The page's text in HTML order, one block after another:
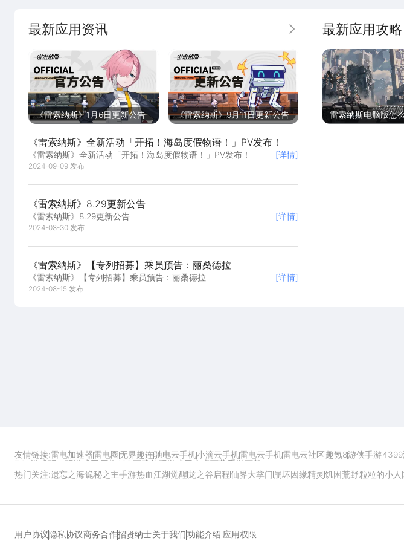
最新应用资讯 更多
《雷索纳斯》1月6日更新公告 《雷索纳斯》9月11日更新公告
《雷索纳斯》全新活动「开拓！海岛度假物语！」PV发布！
《雷索纳斯》全新活动「开拓！海岛度假物语！」PV发布！ [详情]
2024-09-09 发布
《雷索纳斯》8.29更新公告
《雷索纳斯》8.29更新公告 [详情]
2024-08-30 发布
《雷索纳斯》【专列招募】乘员预告：丽桑德拉
《雷索纳斯》【专列招募】乘员预告：丽桑德拉 [详情]
2024-08-15 发布
最新应用攻略
雷索纳斯电脑版怎
友情链接:雷电加速器雷电圈无界趣连驰电云手机小滴云手机雷电云手机雷电云社区趣氪8游侠手游4399
ZOL游戏 玩一玩游戏网 历趣APP下载 特玩游戏网 安卓下载 手游下载
热门关注:遗忘之海诡秘之主手游热血江湖觉醒龙之谷启程仙界大掌门崩坏因缘精灵 饥困荒野粒粒的小人
用户协议 隐私协议商务合作招贤纳士关于我们功能介绍 应用权限